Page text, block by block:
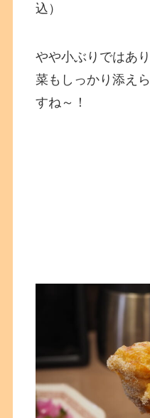
込）
やや小ぶりではあ
菜もしっかり添え
すね～！